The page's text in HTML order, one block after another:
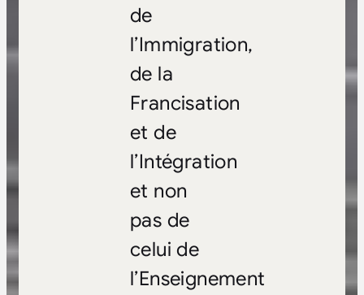
de
l’Immigration,
de la
Francisation
et de
l’Intégration
et non
pas de
celui de
l’Enseignement